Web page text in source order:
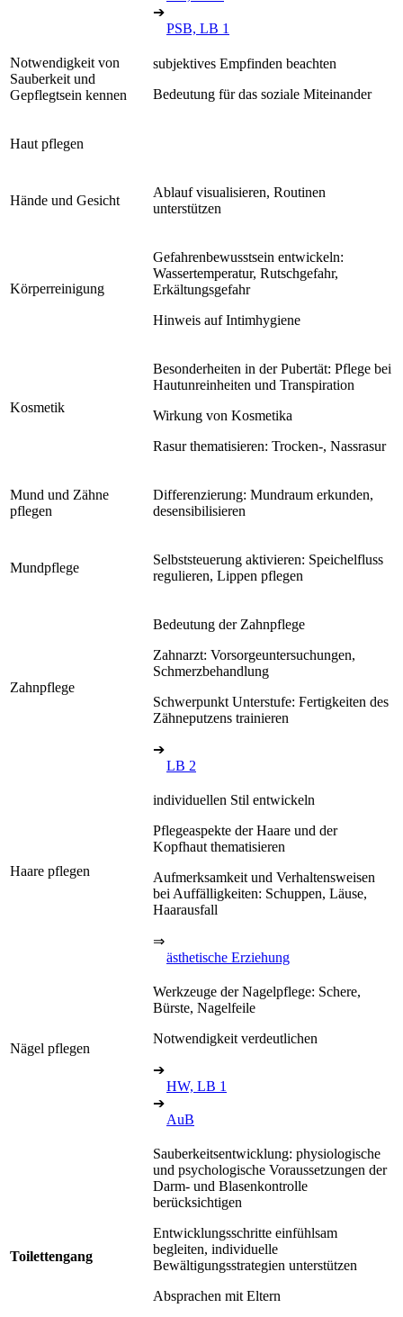
➔
PSB, LB 1
Notwendigkeit von
Sauberkeit und
Gepflegtsein kennen
subjektives Empfinden beachten
Bedeutung für das soziale Miteinander
Haut pflegen
Hände und Gesicht
Ablauf visualisieren, Routinen
unterstützen
Körperreinigung
Gefahrenbewusstsein entwickeln:
Wassertemperatur, Rutschgefahr,
Erkältungsgefahr
Hinweis auf Intimhygiene
Kosmetik
Besonderheiten in der Pubertät: Pflege bei
Hautunreinheiten und Transpiration
Wirkung von Kosmetika
Rasur thematisieren: Trocken-, Nassrasur
Mund und Zähne
pflegen
Differenzierung: Mundraum erkunden,
desensibilisieren
Mundpflege
Selbststeuerung aktivieren: Speichelfluss
regulieren, Lippen pflegen
Zahnpflege
Bedeutung der Zahnpflege
Zahnarzt: Vorsorgeuntersuchungen,
Schmerzbehandlung
Schwerpunkt Unterstufe: Fertigkeiten des
Zähneputzens trainieren
➔
LB 2
Haare pflegen
individuellen Stil entwickeln
Pflegeaspekte der Haare und der
Kopfhaut thematisieren
Aufmerksamkeit und Verhaltensweisen
bei Auffälligkeiten: Schuppen, Läuse,
Haarausfall
⇒
ästhetische Erziehung
Nägel pflegen
Werkzeuge der Nagelpflege: Schere,
Bürste, Nagelfeile
Notwendigkeit verdeutlichen
➔
HW, LB 1
➔
AuB
Toilettengang
Sauberkeitsentwicklung: physiologische
und psychologische Voraussetzungen der
Darm- und Blasenkontrolle
berücksichtigen
Entwicklungsschritte einfühlsam
begleiten, individuelle
Bewältigungsstrategien unterstützen
Absprachen mit Eltern